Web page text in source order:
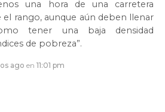
una hora de una carretera
rango, aunque aún deben llenar
tener una baja densidad
de pobreza”.
ago en 11:01 pm